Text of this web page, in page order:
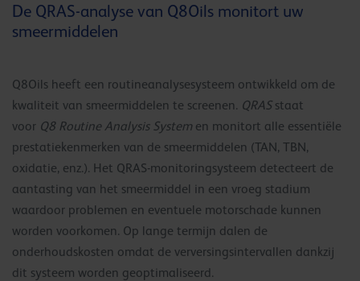
De QRAS-analyse van Q8Oils monitort uw
smeermiddelen
Q8Oils heeft een routineanalysesysteem ontwikkeld om de
kwaliteit van smeermiddelen te screenen. QRASstaat
voor Q8 Routine Analysis System en monitort alle essentiële
prestatiekenmerken van de smeermiddelen (TAN, TBN,
oxidatie, enz.). Het QRAS-monitoringsysteem detecteert de
aantasting van het smeermiddel in een vroeg stadium
waardoor problemen en eventuele motorschade kunnen
worden voorkomen. Op lange termijn dalen de
onderhoudskosten omdat de verversingsintervallen dankzij
dit systeem worden geoptimaliseerd.